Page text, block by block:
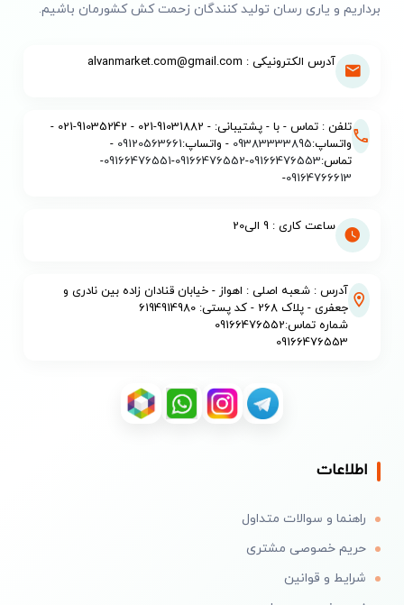
برداریم و یاری رسان تولید کنندگان زحمت کش کشورمان باشیم.
آدرس الکترونیکی : alvanmarket.com@gmail.com
تلفن : تماس - با - پشتیبانی: - 91031882-021 - 91035242-021 -
واتساپ:09383333895 - واتساپ:09120563661
-
تماس:09166476553
-
09166476552
-
09166476551
-
09164766613
-
ساعت کاری : 9 الی20
آدرس : شعبه اصلی : اهواز - خیابان قنادان زاده بین نادری و
جعفری - پلاک 268 - کد پستی: 6194914980
شماره تماس:09166476552
09166476553
اطلاعات
راهنما و سوالات متداول
حریم خصوصی مشتری
شرایط و قوانین